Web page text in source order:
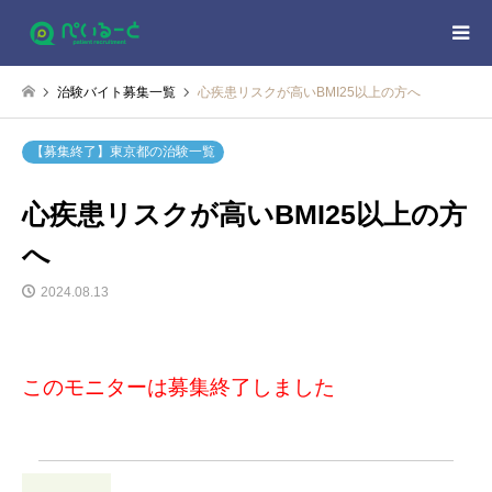
治験バイト募集一覧 心疾患リスクが高いBMI25以上の方へ
【募集終了】東京都の治験一覧
心疾患リスクが高いBMI25以上の方
へ
2024.08.13
このモニターは募集終了しました